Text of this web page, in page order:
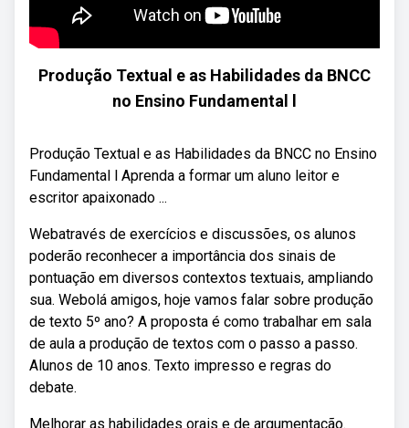
Produção Textual e as Habilidades da BNCC
no Ensino Fundamental l
Produção Textual e as Habilidades da BNCC no Ensino
Fundamental l Aprenda a formar um aluno leitor e
escritor apaixonado ...
Webatravés de exercícios e discussões, os alunos
poderão reconhecer a importância dos sinais de
pontuação em diversos contextos textuais, ampliando
sua. Webolá amigos, hoje vamos falar sobre produção
de texto 5º ano? A proposta é como trabalhar em sala
de aula a produção de textos com o passo a passo.
Alunos de 10 anos. Texto impresso e regras do
debate.
Melhorar as habilidades orais e de argumentação.